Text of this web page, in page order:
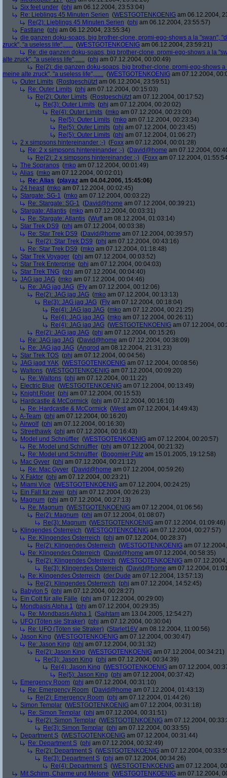
Six feet under (phj am 06.12.2004, 23:53:04)
Re: Lieblings 45 Minuten Serien (WESTGOTENKOENIG am 06.12.2004,
Re(2): Lieblings 45 Minuten Serien (phj am 06.12.2004, 23:55:57)
Fastlane (phj am 06.12.2004, 23:55:34)
die ganzen doku-soaps, big brother-clone, promi-ego-shows a la "swan",
zruck", "a useless life",...... (WESTGOTENKOENIG am 06.12.2004, 23:59:21)
Re: die ganzen doku-soaps, big brother-clone, promi-ego-shows a la
alte zruck", "a useless life",...... (phj am 07.12.2004, 00:00:49)
Re(2): die ganzen doku-soaps, big brother-clone, promi-ego-shows
meine alte zruck", "a useless life",...... (WESTGOTENKOENIG am 07.12.2004,
Outer Limits (Rostgeschützt am 06.12.2004, 23:59:51)
Re: Outer Limits (phj am 07.12.2004, 00:15:03)
Re(2): Outer Limits (Rostgeschützt am 07.12.2004, 00:17:52)
Re(3): Outer Limits (phj am 07.12.2004, 00:20:02)
Re(4): Outer Limits (mko am 07.12.2004, 00:23:00)
Re(5): Outer Limits (mko am 07.12.2004, 00:23:34)
Re(5): Outer Limits (phj am 07.12.2004, 00:23:45)
Re(5): Outer Limits (phj am 07.12.2004, 01:06:27)
2 x simpsons hintereinander ;-) (Foxx am 07.12.2004, 00:01:28)
Re: 2 x simpsons hintereinander ;-) (David@home am 07.12.2004,
Re(2): 2 x simpsons hintereinander ;-) (Foxx am 07.12.2004,
The Sopranos (mko am 07.12.2004, 00:01:49)
Alias (mko am 07.12.2004, 00:02:01)
Re: Alias (playaz am 04.04.2006, 15:45:06)
24 heast (mko am 07.12.2004, 00:02:45)
Stargate: SG-1 (mko am 07.12.2004, 00:03:22)
Re: Stargate: SG-1 (David@home am 07.12.2004, 00:39:21)
Stargate: Atlantis (mko am 07.12.2004, 00:03:31)
Re: Stargate: Atlantis (Wuffam 08.12.2004, 01:03:14)
Star Trek DS9 (phj am 07.12.2004, 00:03:38)
Re: Star Trek DS9 (David@home am 07.12.2004, 00:39:57)
Re(2): Star Trek DS9 (phj am 07.12.2004, 00:43:16)
Re: Star Trek DS9 (mko am 07.12.2004, 01:18:48)
Star Trek Voyager (phj am 07.12.2004, 00:03:52)
Star Trek Enterprise (phj am 07.12.2004, 00:04:03)
Star Trek TNG (phj am 07.12.2004, 00:04:40)
JAG jag JAG (mko am 07.12.2004, 00:04:46)
Re: JAG jag JAG (Fly am 07.12.2004, 00:12:06)
Re(2): JAG jag JAG (mko am 07.12.2004, 00:13:13)
Re(3): JAG jag JAG (Fly am 07.12.2004, 00:18:04)
Re(4): JAG jag JAG (mko am 07.12.2004, 00:21:25)
Re(4): JAG jag JAG (mko am 07.12.2004, 00:26:11)
Re(4): JAG jag JAG (WESTGOTENKOENIG am 07.12.2004,
Re(2): JAG jag JAG (phj am 07.12.2004, 00:15:26)
Re: JAG jag JAG (David@home am 07.12.2004, 00:38:09)
Re: JAG jag JAG (Angrod am 08.12.2004, 21:31:23)
Star Trek TOS (phj am 07.12.2004, 00:04:56)
JAG jagd YAK (WESTGOTENKOENIG am 07.12.2004, 00:08:56)
Waltons (WESTGOTENKOENIG am 07.12.2004, 00:09:20)
Re: Waltons (phj am 07.12.2004, 00:11:22)
Electric Blue (WESTGOTENKOENIG am 07.12.2004, 00:13:49)
Knight Rider (phj am 07.12.2004, 00:15:53)
Hardcastle & McCormick (phj am 07.12.2004, 00:16:10)
Re: Hardcastle & McCormick (West am 07.12.2004, 14:49:43)
A-Team (phj am 07.12.2004, 00:16:20)
Airwolf(phj am 07.12.2004, 00:16:30)
Streethawk (phj am 07.12.2004, 00:16:43)
Model und Schnüffler (WESTGOTENKOENIG am 07.12.2004, 00:20:57)
Re: Model und Schnüffler (phj am 07.12.2004, 00:21:32)
Re: Model und Schnüffler (Bogomier Pütz am 15.01.2005, 19:12:58)
Mac Gyver (phj am 07.12.2004, 00:21:12)
Re: Mac Gyver (David@home am 07.12.2004, 00:59:26)
X Faktor (phj am 07.12.2004, 00:23:21)
Miami Vice (WESTGOTENKOENIG am 07.12.2004, 00:24:25)
Ein Fall für zwei (phj am 07.12.2004, 00:26:23)
Magnum (phj am 07.12.2004, 00:27:13)
Re: Magnum (WESTGOTENKOENIG am 07.12.2004, 01:06:56)
Re(2): Magnum (phj am 07.12.2004, 01:08:07)
Re(3): Magnum (WESTGOTENKOENIG am 07.12.2004, 01:09:46)
Klingendes Österreich (WESTGOTENKOENIG am 07.12.2004, 00:27:57)
Re: Klingendes Österreich (phj am 07.12.2004, 00:28:37)
Re(2): Klingendes Österreich (WESTGOTENKOENIG am
Re: Klingendes Österreich (David@home am 07.12.2004, 00:58:35)
Re(2): Klingendes Österreich (WESTGOTENKOENIG am
Re(3): Klingendes Österreich (David@home am 07.12.2004,
Re: Klingendes Österreich (der.Dude am 07.12.2004, 13:57:13)
Re(2): Klingendes Österreich (phj am 07.12.2004, 14:52:45)
Babylon 5 (phj am 07.12.2004, 00:28:27)
Ein Colt für alle Fälle (phj am 07.12.2004, 00:29:00)
Mondbasis Alpha 1 (phj am 07.12.2004, 00:29:35)
Re: Mondbasis Alpha 1 (Sajhtam am 13.04.2005, 12:54:27)
UFO (Töten sie Straker) (phj am 07.12.2004, 00:30:04)
Re: UFO (Töten sie Straker) (Starlet16V am 08.12.2004, 11:00:56)
Jason King (WESTGOTENKOENIG am 07.12.2004, 00:30:47)
Re: Jason King (phj am 07.12.2004, 00:31:32)
Re(2): Jason King (WESTGOTENKOENIG am 07.12.2004, 00:34:21)
Re(3): Jason King (phj am 07.12.2004, 00:34:39)
Re(4): Jason King (WESTGOTENKOENIG am 07.12.2004,
Re(5): Jason King (phj am 07.12.2004, 00:37:42)
Emergency Room (phj am 07.12.2004, 00:31:10)
Re: Emergency Room (David@home am 07.12.2004, 01:43:13)
Re(2): Emergency Room (phj am 07.12.2004, 01:44:26)
Simon Templar (WESTGOTENKOENIG am 07.12.2004, 00:31:18)
Re: Simon Templar (phj am 07.12.2004, 00:31:51)
Re(2): Simon Templar (WESTGOTENKOENIG am 07.12.2004,
Re(3): Simon Templar (phj am 07.12.2004, 00:33:55)
Department S (WESTGOTENKOENIG am 07.12.2004, 00:31:44)
Re: Department S (phj am 07.12.2004, 00:32:49)
Re(2): Department S (WESTGOTENKOENIG am 07.12.2004,
Re(3): Department S (phj am 07.12.2004, 00:34:26)
Re(4): Department S (WESTGOTENKOENIG am 07.12.2004,
Mit Schirm, Charme und Melone (WESTGOTENKOENIG am 07.12.2004,